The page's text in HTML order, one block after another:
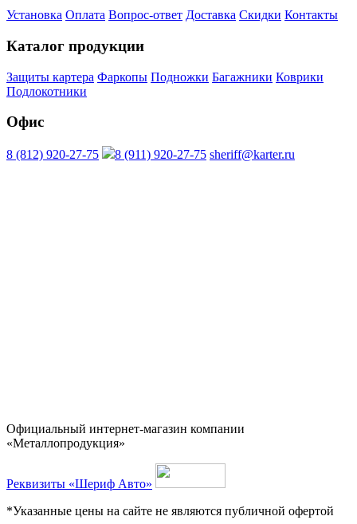
Установка Оплата Вопрос-ответ Доставка Скидки Контакты
Каталог продукции
Защиты картера Фаркопы Подножки Багажники Коврики
Подлокотники
Офис
8 (812) 920-27-75 8 (911) 920-27-75 sheriff@karter.ru
Официальный интернет-магазин компании
«Металлопродукция»
Реквизиты «Шериф Авто»
*Указанные цены на сайте не являются публичной офертой